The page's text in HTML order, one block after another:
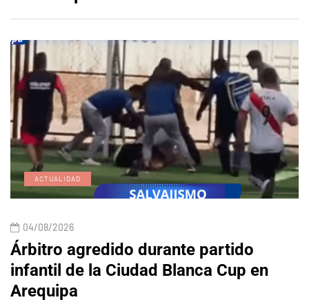
ACTUALIDAD
04/08/2026
Árbitro agredido durante partido
infantil de la Ciudad Blanca Cup en
Arequipa